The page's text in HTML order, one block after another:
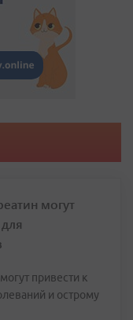
могут
привести к
и острому